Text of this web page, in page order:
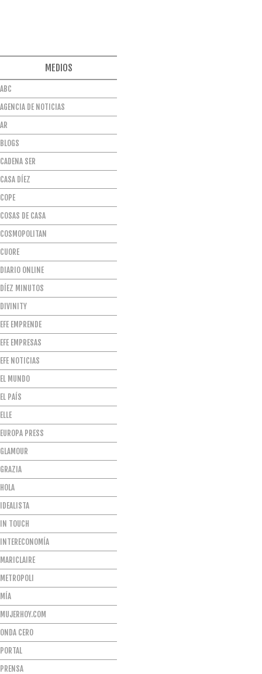
MEDIOS
ABC
AGENCIA DE NOTICIAS
AR
BLOGS
CADENA SER
CASA DÍEZ
COPE
COSAS DE CASA
COSMOPOLITAN
CUORE
DIARIO ONLINE
DÍEZ MINUTOS
DIVINITY
EFE EMPRENDE
EFE EMPRESAS
EFE NOTICIAS
EL MUNDO
EL PAÍS
ELLE
EUROPA PRESS
GLAMOUR
GRAZIA
HOLA
IDEALISTA
IN TOUCH
INTERECONOMÍA
MARICLAIRE
METROPOLI
MÍA
MUJERHOY.COM
ONDA CERO
PORTAL
PRENSA